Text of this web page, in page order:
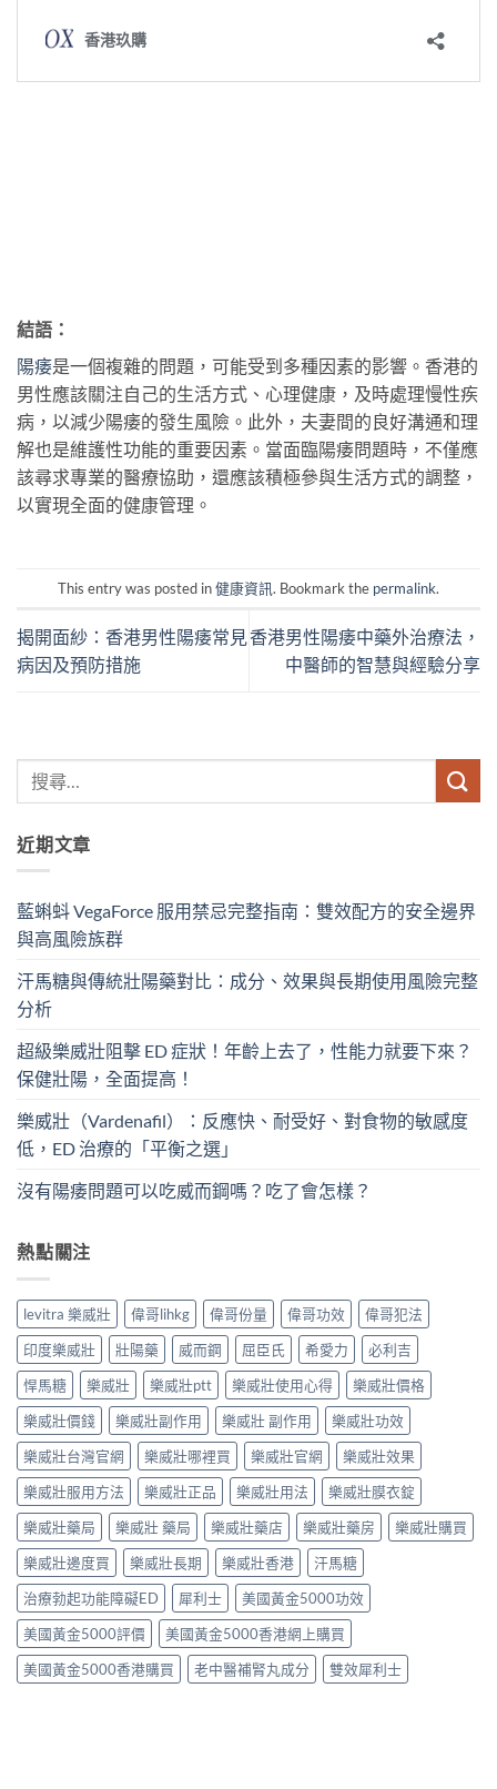
結語：
陽痿是一個複雜的問題，可能受到多種因素的影響。香港的
男性應該關注自己的生活方式、心理健康，及時處理慢性疾
病，以減少陽痿的發生風險。此外，夫妻間的良好溝通和理
解也是維護性功能的重要因素。當面臨陽痿問題時，不僅應
該尋求專業的醫療協助，還應該積極參與生活方式的調整，
以實現全面的健康管理。
This entry was posted in健康資訊. Bookmark the permalink.
揭開面紗：香港男性陽痿常見
病因及預防措施
香港男性陽痿中藥外治療法，
中醫師的智慧與經驗分享
近期文章
藍蝌蚪 VegaForce 服用禁忌完整指南：雙效配方的安全邊界
與高風險族群
汗馬糖與傳統壯陽藥對比：成分、效果與長期使用風險完整
分析
超級樂威壯阻擊 ED 症狀！年齡上去了，性能力就要下來？
保健壯陽，全面提高！
樂威壯（Vardenafil）：反應快、耐受好、對食物的敏感度
低，ED 治療的「平衡之選」
沒有陽痿問題可以吃威而鋼嗎？吃了會怎樣？
熱點關注
levitra 樂威壯 偉哥lihkg 偉哥份量 偉哥功效
偉哥犯法
印度樂威壯
壯陽藥 威而鋼 屈臣氏 希愛力
必利吉
悍馬糖
樂威壯 樂威壯ptt 樂威壯使用心得
樂威壯價格
樂威壯價錢
樂威壯副作用 樂威壯 副作用
樂威壯功效
樂威壯台灣官網
樂威壯哪裡買 樂威壯官網
樂威壯效果
樂威壯服用方法
樂威壯正品 樂威壯用法
樂威壯膜衣錠
樂威壯藥局
樂威壯 藥局 樂威壯藥店 樂威壯藥房
樂威壯購買
樂威壯邊度買
樂威壯長期 樂威壯香港
汗馬糖
治療勃起功能障礙ED
犀利士
美國黃金5000功效
美國黃金5000評價
美國黃金5000香港網上購買
美國黃金5000香港購買
老中醫補腎丸成分 雙效犀利士